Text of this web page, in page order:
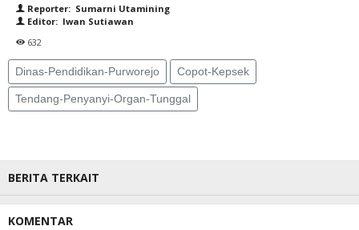
Reporter: Sumarni Utamining
Editor: Iwan Sutiawan
632
Dinas-Pendidikan-Purworejo Copot-Kepsek
Tendang-Penyanyi-Organ-Tunggal
BERITA TERKAIT
KOMENTAR